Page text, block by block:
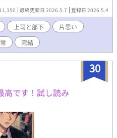
最終更新日 2026.5.7 登録日 2026.5.4
上司と部下
片思い
完結
30
高です！試し読み